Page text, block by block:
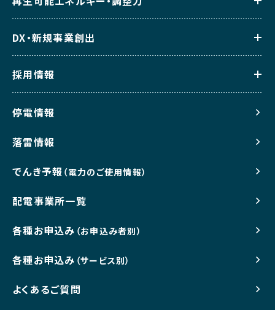
DX・新規事業創出
採用情報
停電情報
落雷情報
でんき予報 （電力のご使用情報）
配電事業所一覧
各種お申込み （お申込み者別）
各種お申込み （サービス別）
よくあるご質問